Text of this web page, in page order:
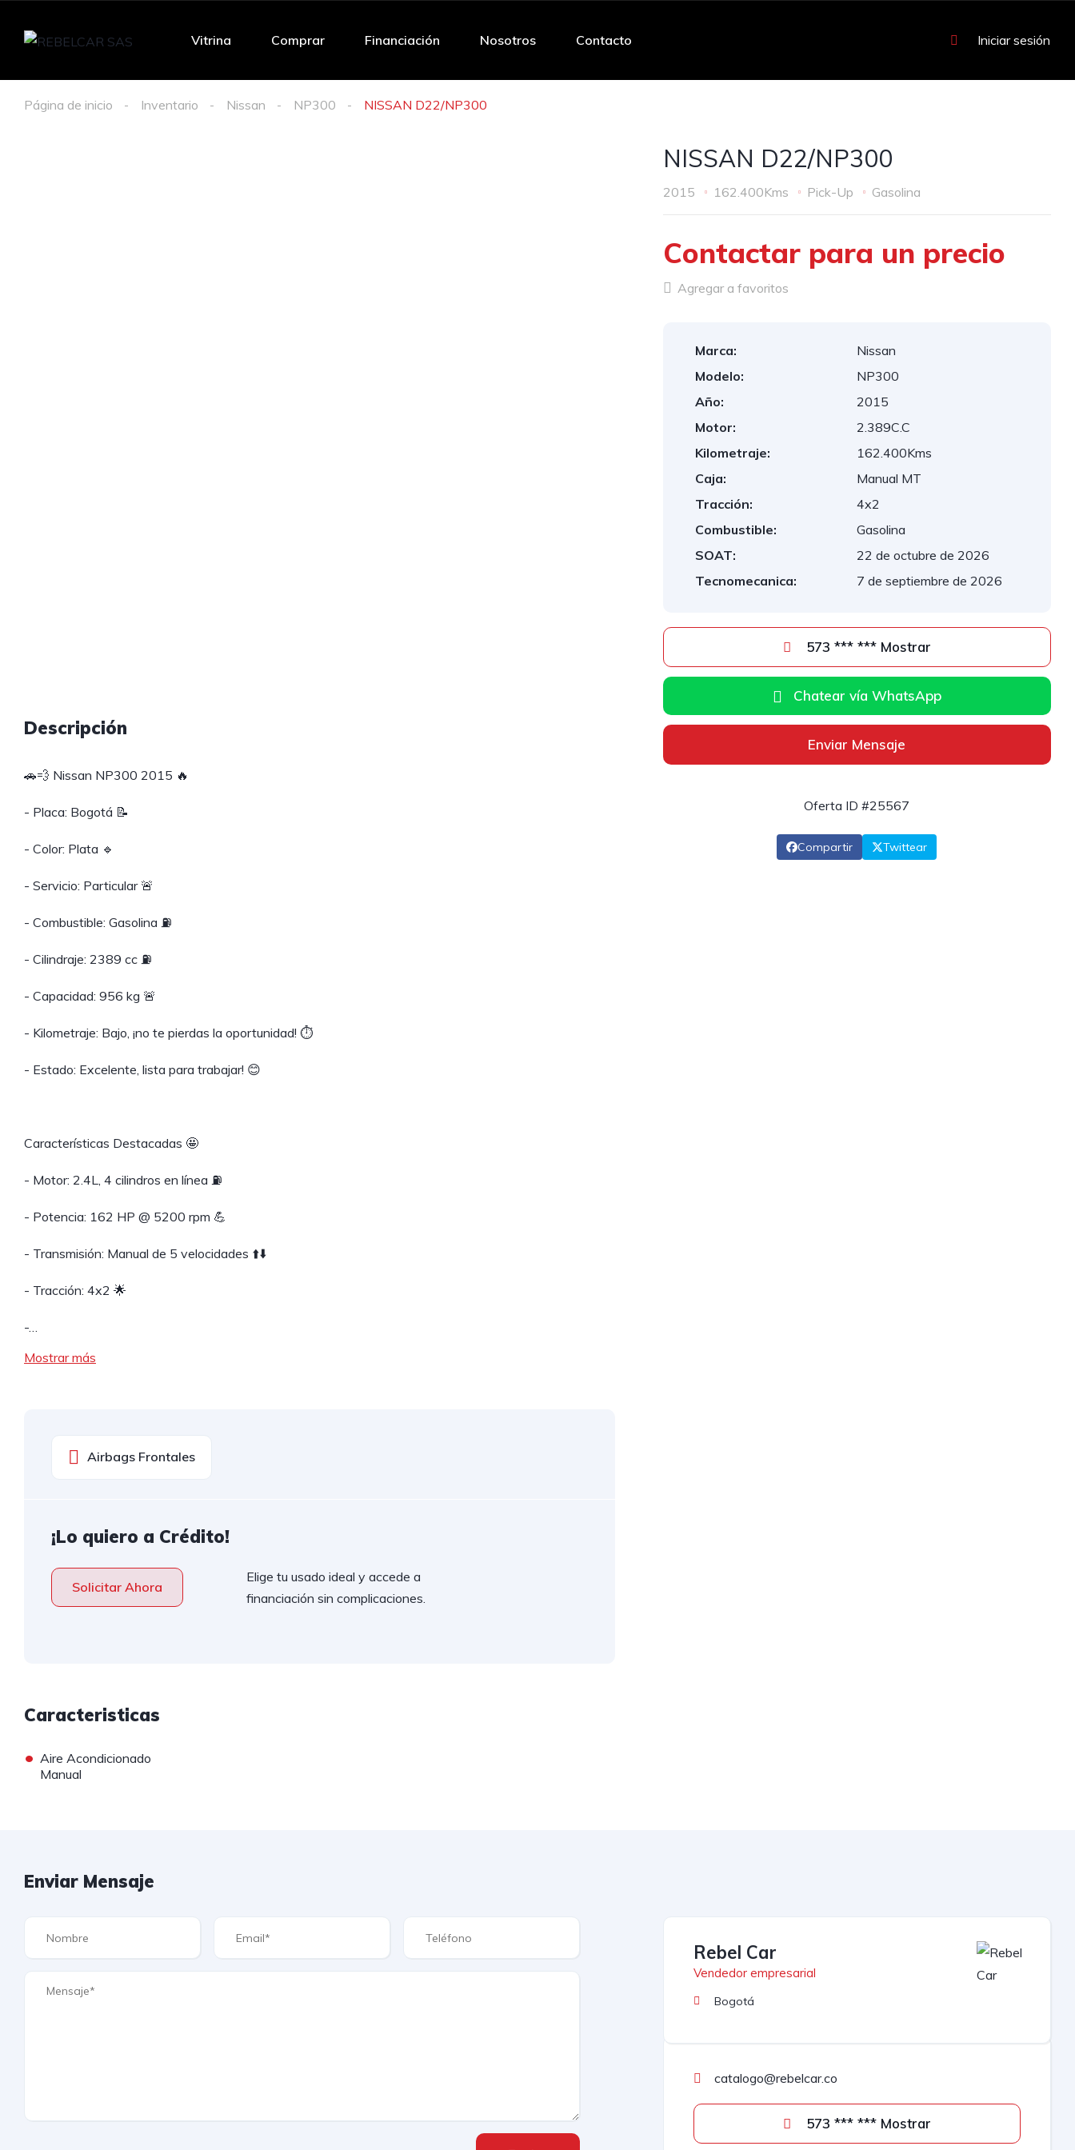
Vitrina Comprar Financiación Nosotros Contacto Iniciar sesión
Página de inicio Inventario Nissan NP300 NISSAN D22/NP300
Descripción
🚗💨 Nissan NP300 2015 🔥
- Placa: Bogotá 📝
- Color: Plata 🔹
- Servicio: Particular 🚨
- Combustible: Gasolina ⛽️
- Cilindraje: 2389 cc ⛽️
- Capacidad: 956 kg 🚨
- Kilometraje: Bajo, ¡no te pierdas la oportunidad! ⏱️
- Estado: Excelente, lista para trabajar! 😊
Características Destacadas 🤩
- Motor: 2.4L, 4 cilindros en línea ⛽️
- Potencia: 162 HP @ 5200 rpm 💪
- Transmisión: Manual de 5 velocidades ⬆️⬇️
- Tracción: 4x2 🌟
-…
Mostrar más
Airbags Frontales
¡Lo quiero a Crédito!
Solicitar Ahora
Elige tu usado ideal y accede a
financiación sin complicaciones.
Caracteristicas
• Aire Acondicionado
Manual
NISSAN D22/NP300
2015 162.400Kms Pick-Up Gasolina
Contactar para un precio
Agregar a favoritos
Marca:
Nissan
Modelo:
NP300
Año:
2015
Motor:
2.389C.C
Kilometraje:
162.400Kms
Caja:
Manual MT
Tracción:
4x2
Combustible:
Gasolina
SOAT:
22 de octubre de 2026
Tecnomecanica:
7 de septiembre de 2026
573 *** *** Mostrar
Chatear vía WhatsApp
Enviar Mensaje
Oferta ID #25567
Compartir Twittear
Enviar Mensaje
Rebel Car
Vendedor empresarial
Bogotá
catalogo@rebelcar.co
573 *** *** Mostrar